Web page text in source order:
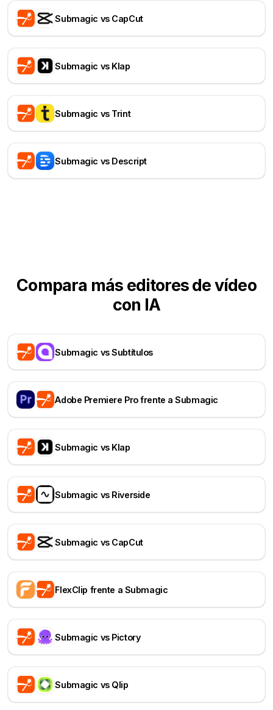
Submagic vs CapCut
Submagic vs Klap
Submagic vs Trint
Submagic vs Descript
Compara más editores de vídeo
con IA
Submagic vs Subtítulos
Adobe Premiere Pro frente a Submagic
Submagic vs Klap
Submagic vs Riverside
Submagic vs CapCut
FlexClip frente a Submagic
Submagic vs Pictory
Submagic vs Qlip